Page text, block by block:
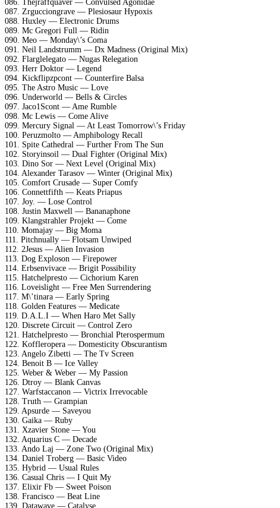
086. Thejraffquaver — Convulsed Agonidae
087. Zrgucciongrave — Plesiosaur Hypoxis
088. Huxley — Electronic Drums
089. Mc Gregori Full — Ridin
090. Meo — Monday\’s Coma
091. Neil Landstrumm — Dx Madness (Original Mix)
092. Flarglelegato — Nugas Relegation
093. Herr Doktor — Legend
094. Kickflipzpcont — Counterfire Balsa
095. The Astro Music — Love
096. Underworld — Bells & Circles
097. Jaco1Scont — Ame Rumble
098. Mc Lewis — Come Alive
099. Mercury Signal — At Least Tomorrow\’s Friday
100. Peruzmolto — Amphibology Recall
101. Spite Cathedral — Further From The Sun
102. Storyinsoil — Dual Fighter (Original Mix)
103. Dino Sor — Next Level (Original Mix)
104. Alexander Tarasov — Winter (Original Mix)
105. Comfort Crusade — Super Comfy
106. Connettfifth — Keats Priapus
107. Joy. — Lose Control
108. Justin Maxwell — Bananaphone
109. Klangstrahler Projekt — Come
110. Momajay — Big Moma
111. Pitchnually — Flotsam Unwiped
112. 2Jesus — Alien Invasion
113. Dog Exploson — Firepower
114. Erbsenvivace — Brigit Possibility
115. Hatchelpresto — Cichorium Karen
116. Loveislight — Free Men Surrendering
117. M\’tinara — Early Spring
118. Golden Features — Medicate
119. D.A.L.I — When Haro Met Sally
120. Discrete Circuit — Control Zero
121. Hatchelpresto — Bronchial Pterospermum
122. Koffleropera — Domesticity Obscurantism
123. Angelo Zibetti — The Tv Screen
124. Benoit B — Ice Valley
125. Weber & Weber — My Passion
126. Dtroy — Blank Canvas
127. Warfstaccanon — Victrix Irrevocable
128. Truth — Grampian
129. Apsurde — Saveyou
130. Gaika — Ruby
131. Xzavier Stone — You
132. Aquarius C — Decade
133. Ando Laj — Zone Two (Original Mix)
134. Daniel Troberg — Basic Video
135. Hybrid — Usual Rules
136. Casual Chris — I Quit My
137. Elixir Fb — Sweet Poison
138. Francisco — Beat Line
139. Datawave — Catalyse